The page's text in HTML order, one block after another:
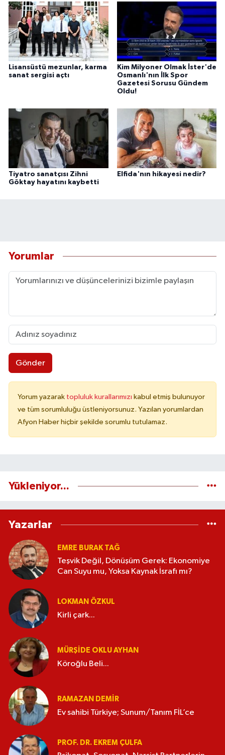
Lisansüstü mezunlar, karma
sanat sergisi açtı
Kim Milyoner Olmak İster'de
Osmanlı'nın İlk Spor
Gazetesi Sorusu Gündem
Oldu!
Tiyatro sanatçısı Zihni
Göktay hayatını kaybetti
Elfida'nın hikayesi nedir?
Yorumlar
Gönder
Yorum yazarak topluluk kurallarımızı kabul etmiş bulunuyor
ve tüm sorumluluğu üstleniyorsunuz. Yazılan yorumlardan
Afyon Haber hiçbir şekilde sorumlu tutulamaz.
Yükleniyor...
Yazarlar
EMRE BURAK TAĞ
Teşvik Değil, Dönüşüm Gerek: Ekonomiye
Can Suyu mu, Yoksa Kaynak İsrafı mı?
LOKMAN ÖZKUL
Kirli çark...
MÜRŞIDE OKLU AYHAN
Köroğlu Beli...
RAMAZAN DEMİR
Ev sahibi Türkiye; Sunum/Tanım FİL’ce
PROF. DR. EKREM ÇULFA